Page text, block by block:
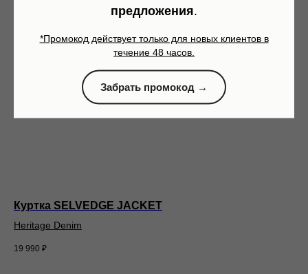
предложения.
*Промокод действует только для новых клиентов в
течение 48 часов.
Забрать промокод →
Куртка SELVEDGE JACKET
Heritage Denim
19 990 ₽